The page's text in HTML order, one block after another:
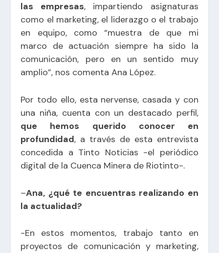
las empresas, impartiendo asignaturas
como el marketing, el liderazgo o el trabajo
en equipo, como “muestra de que mi
marco de actuación siempre ha sido la
comunicación, pero en un sentido muy
amplio”, nos comenta Ana López.
Por todo ello, esta nervense, casada y con
una niña, cuenta con un destacado perfil,
que hemos querido conocer en
profundidad, a través de esta entrevista
concedida a Tinto Noticias -el periódico
digital de la Cuenca Minera de Riotinto-.
–Ana, ¿qué te encuentras realizando en
la actualidad?
-En estos momentos, trabajo tanto en
proyectos de comunicación y marketing,